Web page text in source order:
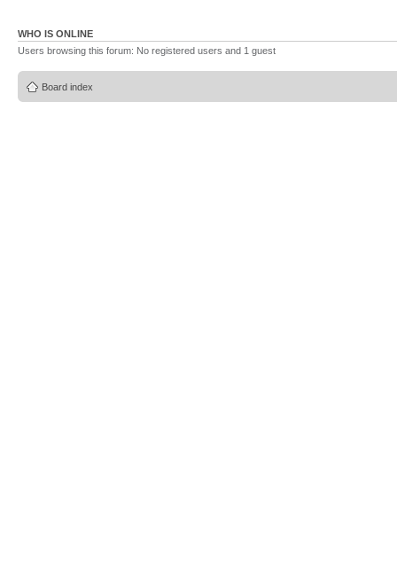
WHO IS ONLINE
Users browsing this forum: No registered users and 1 guest
Board index